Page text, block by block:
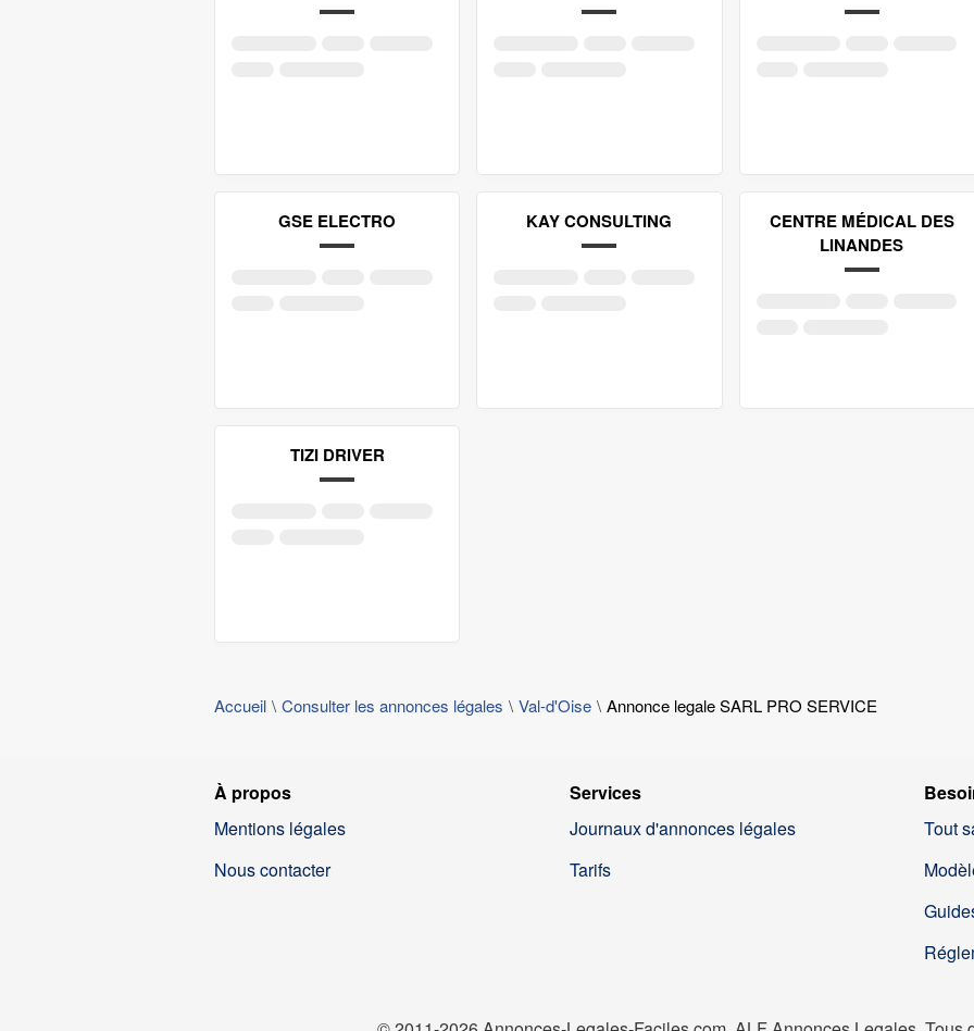
GSE ELECTRO KAY CONSULTING
CENTRE MÉDICAL DES
LINANDES
TIZI DRIVER
Accueil Consulter les annonces légales Val-d'Oise Annonce legale SARL PRO SERVICE
À propos
Mentions légales
Nous contacter
Services
Journaux d'annonces légales
Tarifs
Tout